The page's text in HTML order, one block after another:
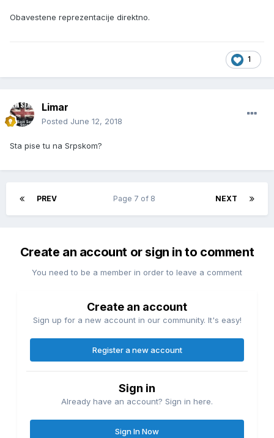
Obavestene reprezentacije direktno.
1
Limar
Posted June 12, 2018
Sta pise tu na Srpskom?
PREV NEXT
Page 7 of 8
Create an account or sign in to comment
You need to be a member in order to leave a comment
Create an account
Sign up for a new account in our community. It's easy!
Register a new account
Sign in
Already have an account? Sign in here.
Sign In Now